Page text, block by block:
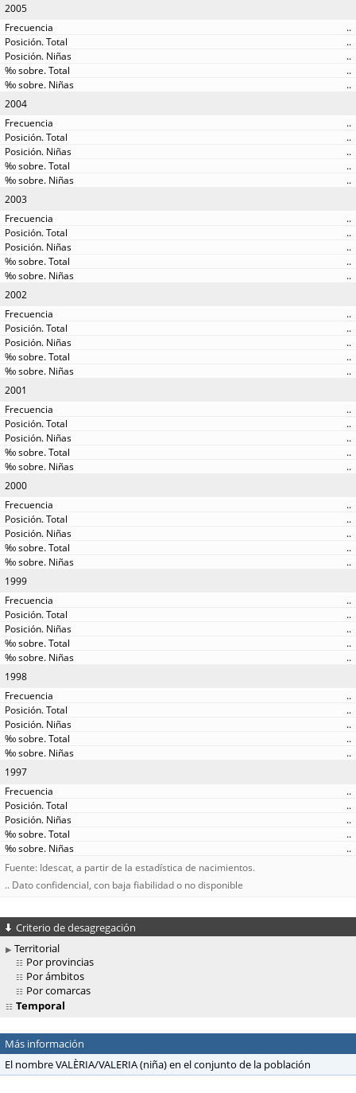
2005
..
..
..
..
..
2004
..
..
..
..
..
2003
..
..
..
..
..
2002
..
..
..
..
..
2001
..
..
..
..
..
2000
..
..
..
..
..
1999
..
..
..
..
..
1998
..
..
..
..
..
1997
..
..
..
..
..
Fuente: Idescat, a partir de la estadística de nacimientos.
.. Dato confidencial, con baja fiabilidad o no disponible
Criterio de desagregación
Territorial
Por provincias
Por ámbitos
Por comarcas
Temporal
Más información
El nombre VALÈRIA/VALERIA (niña) en el conjunto de la población